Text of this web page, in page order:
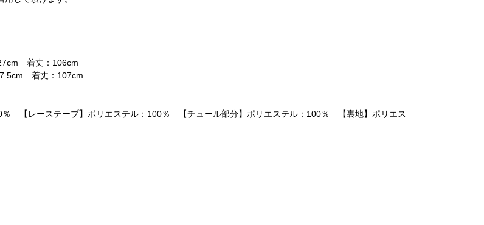
着丈：106cm
着丈：107cm
【レーステープ】ポリエステル：100％ 【チュール部分】ポリエステル：100％ 【裏地】ポリエス